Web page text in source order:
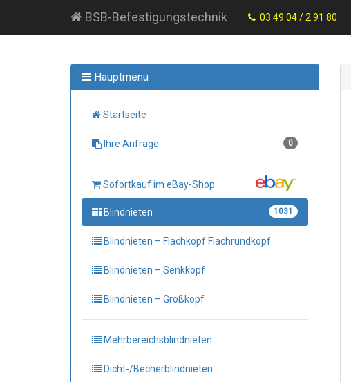
BSB-Befestigungstechnik 03 49 04 / 2 91 80
Hauptmenü
Startseite
Ihre Anfrage 0
Sofortkauf im eBay-Shop
Blindnieten 1031
Blindnieten – Flachkopf Flachrundkopf
Blindnieten – Senkkopf
Blindnieten – Großkopf
Mehrbereichsblindnieten
Dicht-/Becherblindnieten